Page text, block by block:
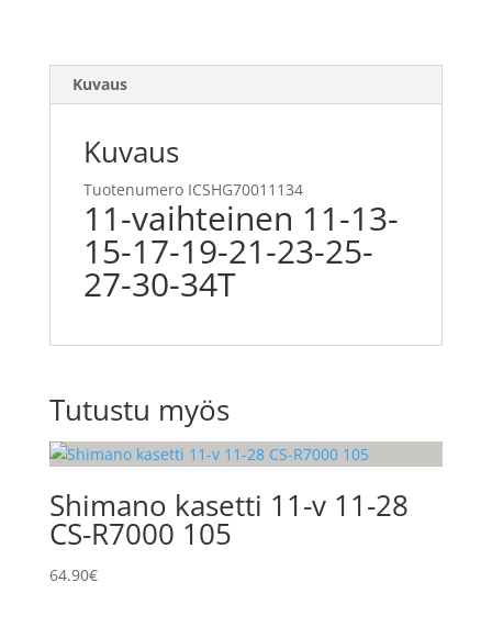
Kuvaus
Kuvaus
Tuotenumero ICSHG70011134
11-vaihteinen 11-13-
15-17-19-21-23-25-
27-30-34T
Tutustu myös
Shimano kasetti 11-v 11-28
CS-R7000 105
64.90€